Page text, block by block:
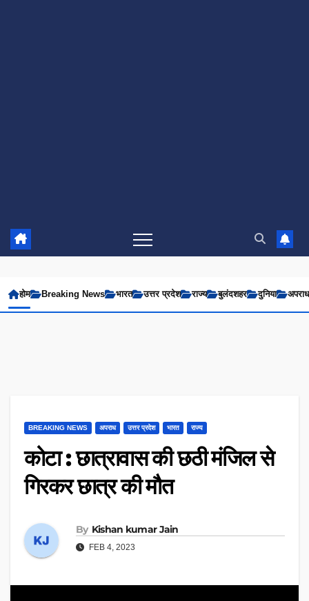
होम Breaking News भारत उत्तर प्रदेश राज्य बुलंदशहर दुनिया अपराध
BREAKING NEWS अपराध उत्तर प्रदेश भारत राज्य
कोटा : छात्रावास की छठी मंजिल से
गिरकर छात्र की मौत
By Kishan kumar Jain
FEB 4, 2023